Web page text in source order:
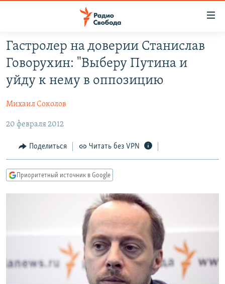
упрощенного
доступа
Вернуться
основному
Вернутся
главной
навигации
Вернутся
ПРОГРАММЫ
ПОДКАСТЫ
АВТОРСКИЕ ПРОЕКТЫ
ЦИТАТЫ СВОБОДЫ
МНЕНИЯ
КУЛЬТУРА
IDEL.РЕАЛИИ
КАВКАЗ.РЕАЛИИ
РАСПИСАНИЕ ВЕЩАНИЯ
ПОДПИШИТЕСЬ НА РАССЫЛКУ
СОЦИАЛЬНЫЕ СЕТИ
Гастролер на доверии Станислав
Говорухин: "Выберу Путина и
уйду к нему в оппозицию
Михаил Соколов
20 февраля 2012
Поделиться Читать без VPN
Приоритетный источник в Google